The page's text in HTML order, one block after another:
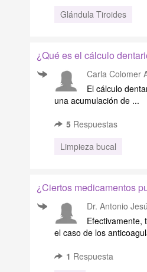
Glándula Tiroides
¿Qué es el cálculo
Carla Colomer
El cálculo
una acumulación de ...
5 Respuestas
Limpieza bucal
¿Ciertos medicamentos
Dr. Antonio
Efectivamente,
el caso de los
1 Respuesta